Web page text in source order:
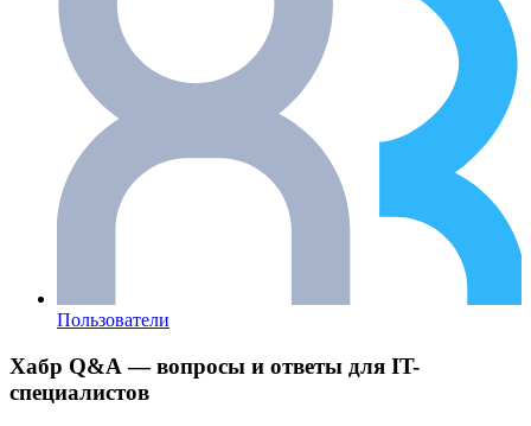
Пользователи
Хабр Q&A — вопросы и ответы для IT-
специалистов